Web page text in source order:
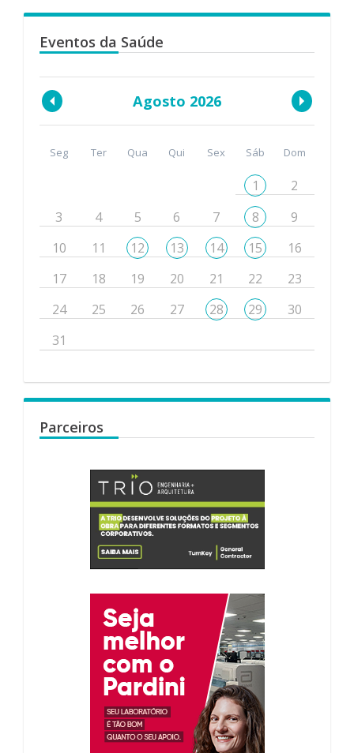
Eventos da Saúde
Agosto 2026
Seg Ter Qua Qui Sex Sáb Dom
1
2
3
4 5 6 7 8
9
10
11 12 13 14 15
16
17
18 19 20 21 22
23
24
25 26 27 28 29
30
31
Parceiros